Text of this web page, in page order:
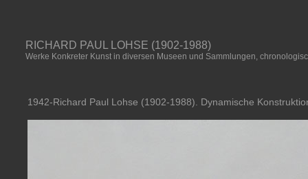
RICHARD PAUL LOHSE (1902-1988)
Werke Konkreter Kunst in diversen Museen und Sammlungen,
1942-Richard Paul Lohse (1902-1988). Dynamische